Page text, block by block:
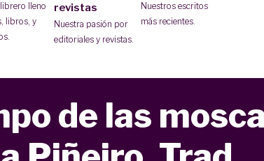
lleno
libros, y
revistas
Nuestra pasión por
editoriales y revistas.
Nuestros escritos
más recientes.
de las